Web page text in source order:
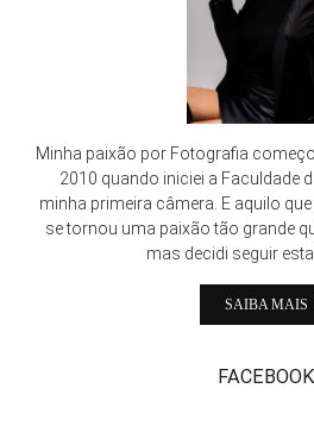
Minha paixão por Fotografia
2010 quando iniciei a Faculdade
minha primeira câmera. E aquilo
se tornou uma paixão tão grande
mas decidi seguir esta
SAIBA MAIS
FACEBOOK